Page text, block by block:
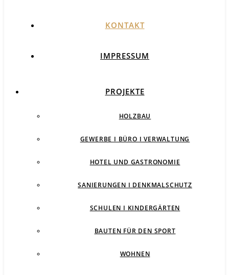
KONTAKT
IMPRESSUM
PROJEKTE
HOLZBAU
GEWERBE I BÜRO I VERWALTUNG
HOTEL UND GASTRONOMIE
SANIERUNGEN I DENKMALSCHUTZ
SCHULEN I KINDERGÄRTEN
BAUTEN FÜR DEN SPORT
WOHNEN